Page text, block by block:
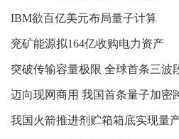
IBM欲百亿美元布局量子计算
兖矿能源拟164亿收购电力资产
突破传输容量极限 全球首条三波
迈向现网商用 我国首条量子加密
我国火箭推进剂贮箱箱底实现量